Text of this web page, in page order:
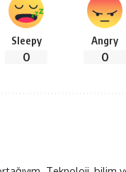
Sleepy
0
Angry
0